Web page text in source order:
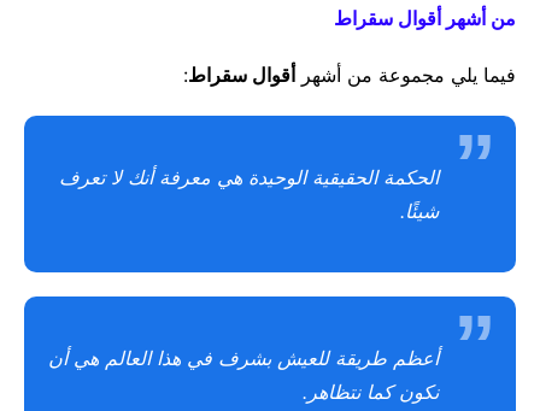
من أشهر أقوال سقراط
فيما يلي مجموعة من أشهر أقوال سقراط:
الحكمة الحقيقية الوحيدة هي معرفة أنك لا تعرف
شيئًا.
أعظم طريقة للعيش بشرف في هذا العالم هي أن
نكون كما نتظاهر.